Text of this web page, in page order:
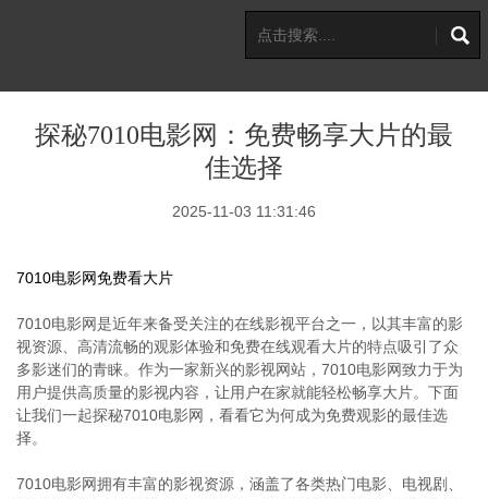
探秘7010电影网：免费畅享大片的最
佳选择
2025-11-03 11:31:46
7010电影网免费看大片
7010电影网是近年来备受关注的在线影视平台之一，以其丰富的影
视资源、高清流畅的观影体验和免费在线观看大片的特点吸引了众
多影迷们的青睐。作为一家新兴的影视网站，7010电影网致力于为
用户提供高质量的影视内容，让用户在家就能轻松畅享大片。下面
让我们一起探秘7010电影网，看看它为何成为免费观影的最佳选
择。
7010电影网拥有丰富的影视资源，涵盖了各类热门电影、电视剧、